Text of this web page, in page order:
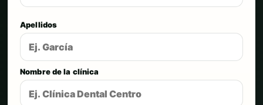
Apellidos
Nombre de la clínica